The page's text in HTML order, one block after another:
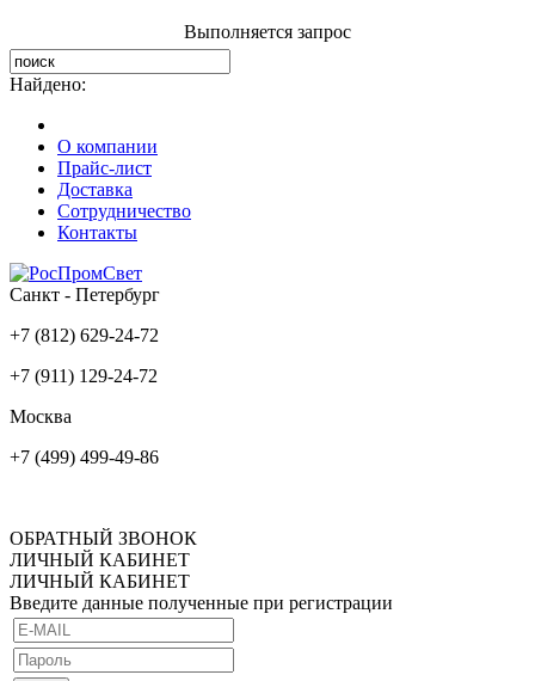
Выполняется запрос
Найдено:
О компании
Прайс-лист
Доставка
Сотрудничество
Контакты
Санкт - Петербург
+7 (812) 629-24-72
+7 (911) 129-24-72
Москва
+7 (499) 499-49-86
ОБРАТНЫЙ ЗВОНОК
ЛИЧНЫЙ КАБИНЕТ
ЛИЧНЫЙ КАБИНЕТ
Введите данные полученные при регистрации